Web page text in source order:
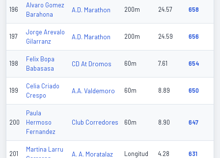
196
Alvaro Gomez
Barahona
A.D. Marathon 200m 24.57 658
197
Jorge Arevalo
Gilarranz
A.D. Marathon 200m 24.59 656
198
Felix Bopa
Babasasa
CD At Dromos 60m 7.61 654
199
Celia Criado
Crespo
A.A. Valdemoro 60m 8.89 650
200
Paula
Hermoso
Fernandez
Club Corredores 60m 8.90 647
201
Martina Larru
A. A. Moratalaz Longitud 4.28 631